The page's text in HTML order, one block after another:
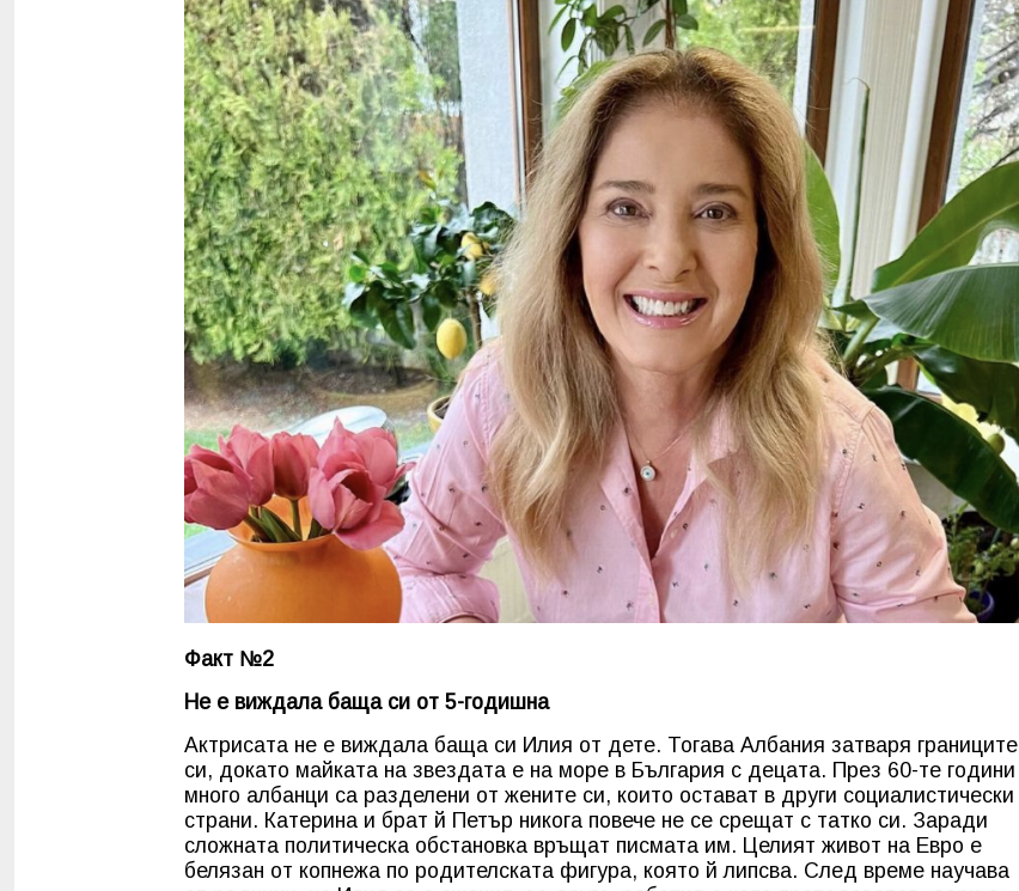
Факт №2
Не е виждала баща си от 5-годишна
Актрисата не е виждала баща си Илия от дете. Тогава Албания затваря границите
си, докато майката на звездата е на море в България с децата. През 60-те години
много албанци са разделени от жените си, които остават в други социалистически
страни. Катерина и брат й Петър никога повече не се срещат с татко си. Заради
сложната политическа обстановка връщат писмата им. Целият живот на Евро е
белязан от копнежа по родителската фигура, която й липсва. След време научава